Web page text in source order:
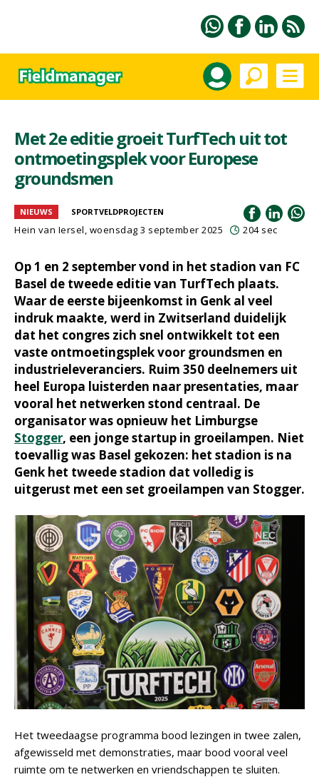
Met 2e editie groeit TurfTech uit tot
ontmoetingsplek voor Europese
groundsmen
NIEUWS SPORTVELDPROJECTEN
Hein van Iersel, woensdag 3 september 2025 204 sec
Op 1 en 2 september vond in het stadion van FC
Basel de tweede editie van TurfTech plaats.
Waar de eerste bijeenkomst in Genk al veel
indruk maakte, werd in Zwitserland duidelijk
dat het congres zich snel ontwikkelt tot een
vaste ontmoetingsplek voor groundsmen en
industrieleveranciers. Ruim 350 deelnemers uit
heel Europa luisterden naar presentaties, maar
vooral het netwerken stond centraal. De
organisator was opnieuw het Limburgse
Stogger, een jonge startup in groeilampen. Niet
toevallig was Basel gekozen: het stadion is na
Genk het tweede stadion dat volledig is
uitgerust met een set groeilampen van Stogger.
Het tweedaagse programma bood lezingen in twee zalen,
afgewisseld met demonstraties, maar bood vooral veel
ruimte om te netwerken en vriendschappen te sluiten.